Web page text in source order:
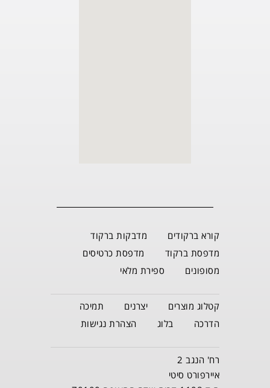
קורא ברקודים
מדבקות ברקוד
מדפסת ברקוד
מדפסת כרטיסים
מסופונים
ספירת מלאי
קטלוג מוצרים יצרנים
תמיכה
הדרכה
בלוג הצהרת נגישות
רח' הנגב 2
איירפורט סיטי